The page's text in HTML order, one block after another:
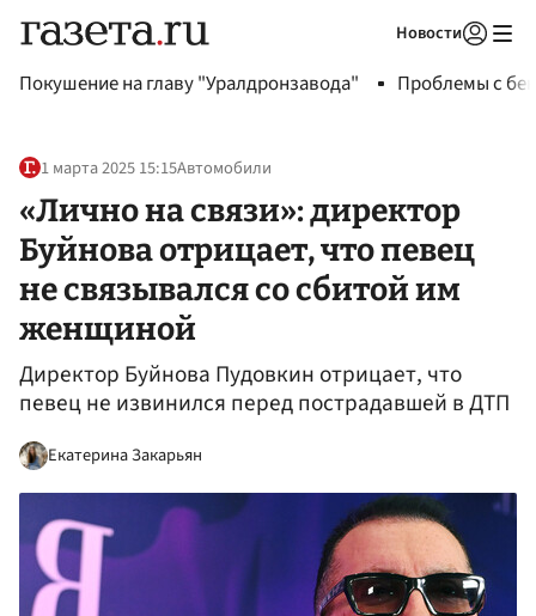
Новости
Покушение на главу "Уралдронзавода" Проблемы с
1 марта 2025 15:15Автомобили
«Лично на связи»: директор
Буйнова отрицает, что певец
не связывался со сбитой им
женщиной
Директор Буйнова Пудовкин отрицает, что
певец не извинился перед пострадавшей в ДТП
Екатерина Закарьян